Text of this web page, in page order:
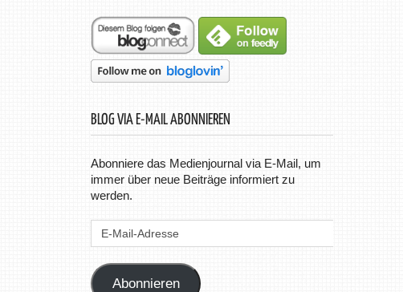
BLOG VIA E-MAIL ABONNIEREN
Abonniere das Medienjournal via E-Mail, um
immer über neue Beiträge informiert zu
werden.
E-
Abonnieren